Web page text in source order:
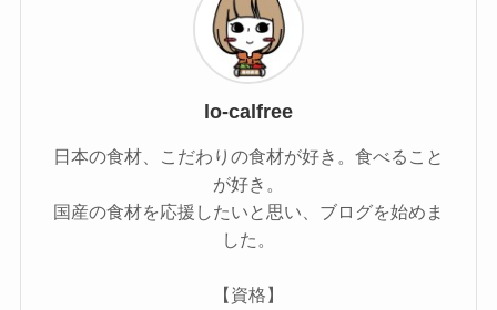
lo-calfree
日本の食材、こだわりの食材が好き。食べること
が好き。
国産の食材を応援したいと思い、ブログを始めま
した。
【資格】